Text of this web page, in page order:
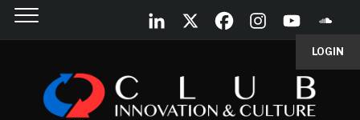
LOGIN